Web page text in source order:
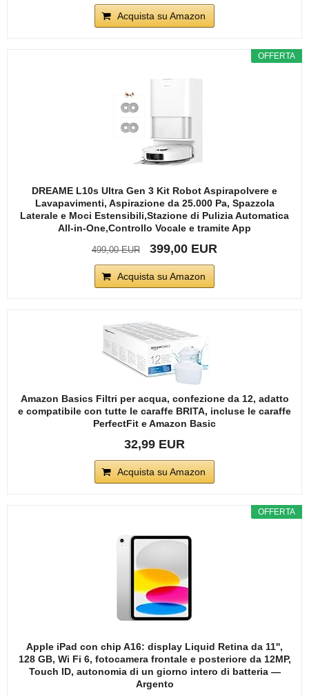
Acquista su Amazon
OFFERTA
DREAME L10s Ultra Gen 3 Kit Robot Aspirapolvere e
Lavapavimenti, Aspirazione da 25.000 Pa, Spazzola
Laterale e Moci Estensibili,Stazione di Pulizia Automatica
All-in-One,Controllo Vocale e tramite App
499,00 EUR 399,00 EUR
Acquista su Amazon
Amazon Basics Filtri per acqua, confezione da 12, adatto
e compatibile con tutte le caraffe BRITA, incluse le caraffe
PerfectFit e Amazon Basic
32,99 EUR
Acquista su Amazon
OFFERTA
Apple iPad con chip A16: display Liquid Retina da 11'',
128 GB, Wi Fi 6, fotocamera frontale e posteriore da 12MP,
Touch ID, autonomia di un giorno intero di batteria —
Argento